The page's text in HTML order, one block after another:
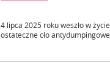
4 lipca 2025 roku weszło w
ostateczne cło